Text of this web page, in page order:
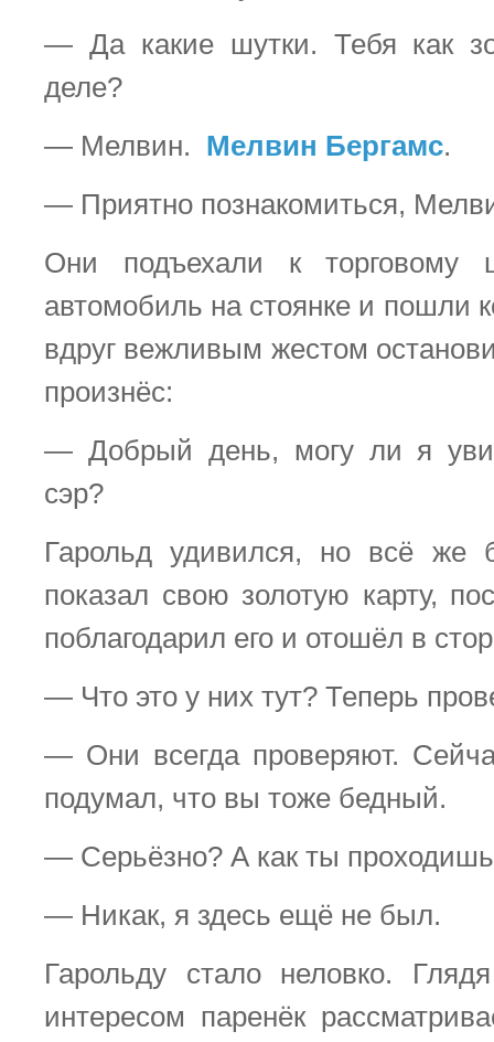
— Да какие шутки. Тебя как
деле?
— Мелвин. Мелвин Бергамс.
— Приятно познакомиться,
Они подъехали к торговому
автомобиль на стоянке и пошли
вдруг вежливым жестом
произнёс:
— Добрый день, могу ли я
сэр?
Гарольд удивился, но всё же
показал свою золотую карту,
поблагодарил его и отошёл в
— Что это у них тут? Теперь
— Они всегда проверяют.
подумал, что вы тоже бедный.
— Серьёзно? А как ты
— Никак, я здесь ещё не был.
Гарольду стало неловко.
интересом паренёк